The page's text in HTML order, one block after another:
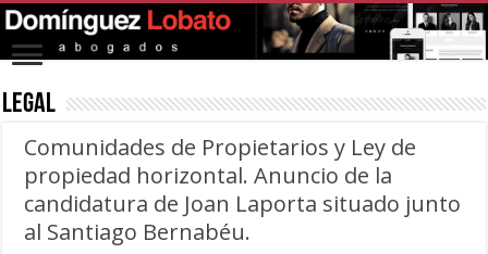
Legal
Comunidades de Propietarios y Ley de
propiedad horizontal. Anuncio de la
candidatura de Joan Laporta situado junto
al Santiago Bernabéu.